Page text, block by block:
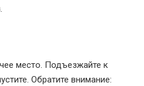
место. Подъезжайте к
Обратите внимание: